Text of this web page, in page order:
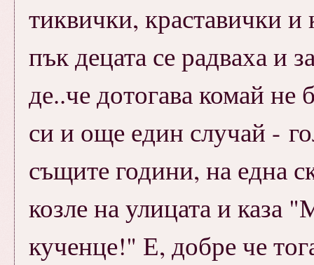
тиквички, краставички
пък децата се радваха и
де..че дотогава комай
си и още един случай -
същите години, на една
козле на улицата и каза
кученце!" Е, добре че